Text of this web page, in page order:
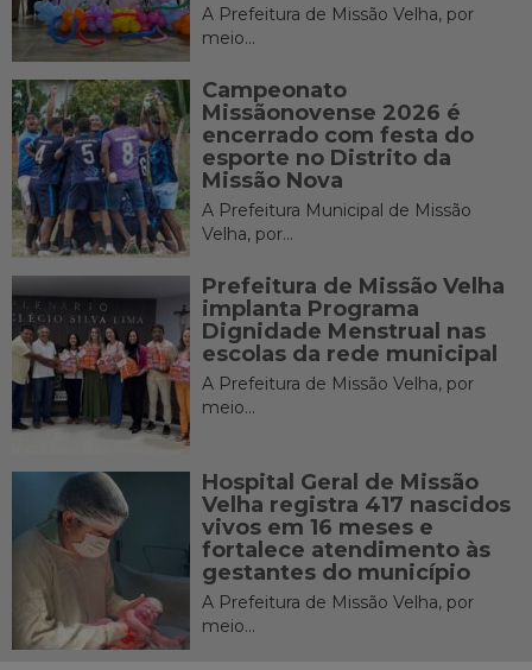
A Prefeitura de Missão Velha, por
meio...
Campeonato
Missãonovense 2026 é
encerrado com festa do
esporte no Distrito da
Missão Nova
A Prefeitura Municipal de Missão
Velha, por...
Prefeitura de Missão Velha
implanta Programa
Dignidade Menstrual nas
escolas da rede municipal
A Prefeitura de Missão Velha, por
meio...
Hospital Geral de Missão
Velha registra 417 nascidos
vivos em 16 meses e
fortalece atendimento às
gestantes do município
A Prefeitura de Missão Velha, por
meio...